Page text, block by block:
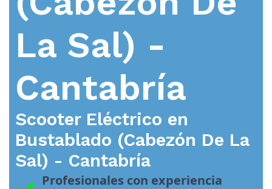
La Sal) -
Cantabría
Scooter Eléctrico en
Bustablado (Cabezón De La
Sal) - Cantabría
Profesionales con experiencia